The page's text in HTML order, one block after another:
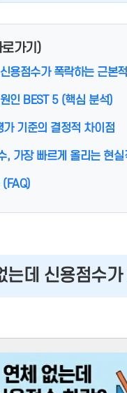
가기)
용점수가 폭락하는 근본
인 BEST 5 (핵심 분석)
기준의 결정적 차이점
, 가장 빠르게 올리는 현실
는데 신용점수